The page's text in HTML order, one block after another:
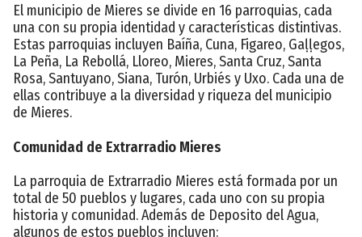
El municipio de Mieres se divide en 16 parroquias, cada
una con su propia identidad y características distintivas.
Estas parroquias incluyen Baíña, Cuna, Figareo, Gaḷḷegos,
La Peña, La Rebollá, Lloreo, Mieres, Santa Cruz, Santa
Rosa, Santuyano, Siana, Turón, Urbiés y Uxo. Cada una de
ellas contribuye a la diversidad y riqueza del municipio
de Mieres.
Comunidad de Extrarradio Mieres
La parroquia de Extrarradio Mieres está formada por un
total de 50 pueblos y lugares, cada uno con su propia
historia y comunidad. Además de Deposito del Agua,
algunos de estos pueblos incluyen: